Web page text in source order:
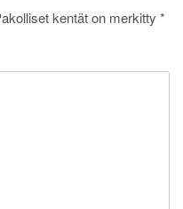
kentät on merkitty *